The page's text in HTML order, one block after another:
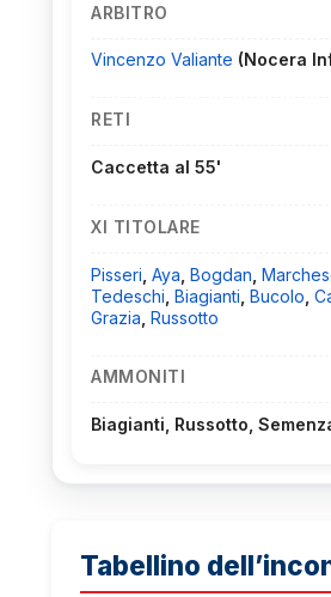
ARBITRO
Vincenzo Valiante (Nocera
RETI
Caccetta al 55'
XI TITOLARE
Pisseri Aya Bogdan
Tedeschi Biagianti Bucolo
Grazia Russotto
AMMONITI
Biagianti, Russotto,
Tabellino